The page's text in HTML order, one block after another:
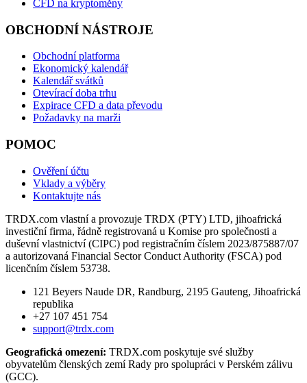
CFD na kryptoměny
OBCHODNÍ NÁSTROJE
Obchodní platforma
Ekonomický kalendář
Kalendář svátků
Otevírací doba trhu
Expirace CFD a data převodu
Požadavky na marži
POMOC
Ověření účtu
Vklady a výběry
Kontaktujte nás
TRDX.com vlastní a provozuje TRDX (PTY) LTD, jihoafrická
investiční firma, řádně registrovaná u Komise pro společnosti a
duševní vlastnictví (CIPC) pod registračním číslem 2023/875887/07
a autorizovaná Financial Sector Conduct Authority (FSCA) pod
licenčním číslem 53738.
121 Beyers Naude DR, Randburg, 2195 Gauteng, Jihoafrická
republika
+27 107 451 754
support@trdx.com
Geografická omezení: TRDX.com poskytuje své služby
obyvatelům členských zemí Rady pro spolupráci v Perském zálivu
(GCC).